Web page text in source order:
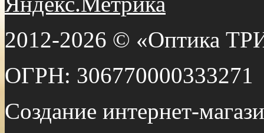
2012-2026 © «Оптика
ОГРН: 306770000333271
Создание интернет-